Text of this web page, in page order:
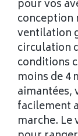
pour vos
conception
ventilation
circulation
conditions
moins de 4
aimantées,
facilement
marche.